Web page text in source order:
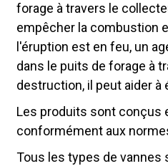
forage à travers le
empêcher la combustion
l'éruption est en feu, un
dans le puits de forage à
destruction, il peut aider à
Les produits sont conçus
conformément aux
Tous les types de vannes